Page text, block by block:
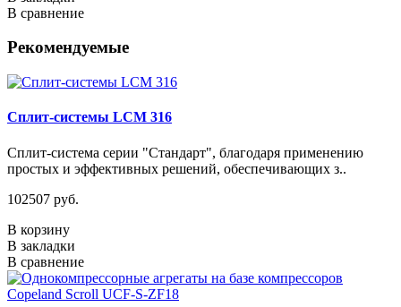
В сравнение
Рекомендуемые
Сплит-системы LCM 316
Сплит-система серии "Стандарт", благодаря применению
простых и эффективных решений, обеспечивающих з..
102507 руб.
В корзину
В закладки
В сравнение